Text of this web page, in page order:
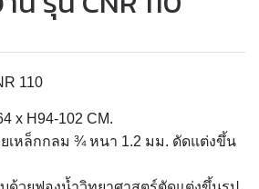
110
x H94-102 CM.
เหล็กกลม ¾ หนา 1.2 มม. ดัดแต่งขึ้น